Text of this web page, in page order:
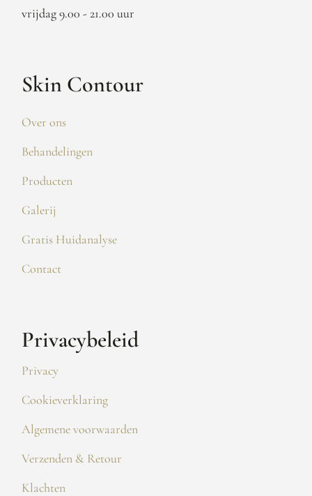
vrijdag 9.00 - 21.00 uur
Skin Contour
Over ons
Behandelingen
Producten
Galerij
Gratis Huidanalyse
Contact
Privacybeleid
Privacy
Cookieverklaring
Algemene voorwaarden
Verzenden & Retour
Klachten